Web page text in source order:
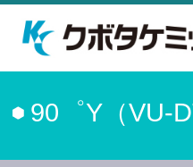
90゜Y（VU-